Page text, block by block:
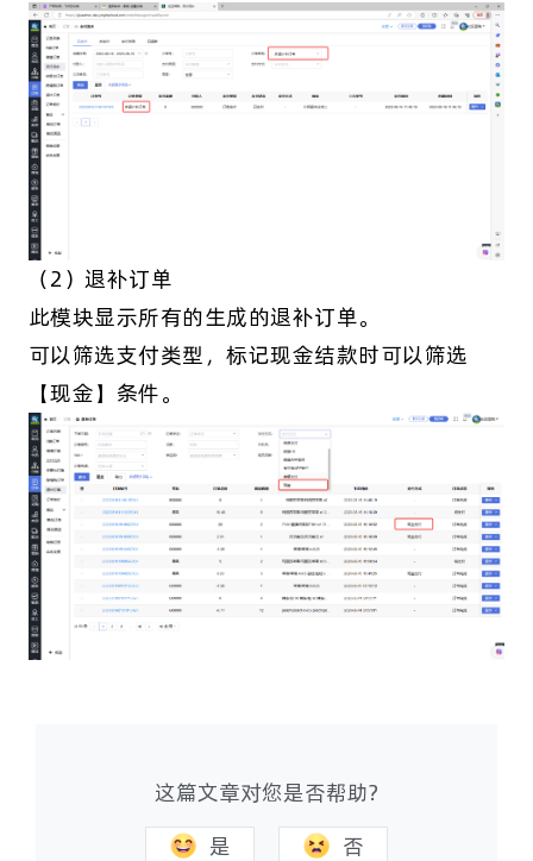
（2）退补订单
此模块显示所有的生成的退补订单。
可以筛选支付类型，标记现金结款时可以筛选
【现金】条件。
这篇文章对您是否帮助?
是
否